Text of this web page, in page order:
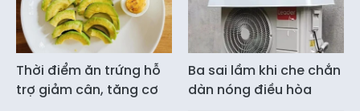
Thời điểm ăn trứng hỗ
trợ giảm cân, tăng cơ
Ba sai lầm khi che chắn
dàn nóng điều hòa